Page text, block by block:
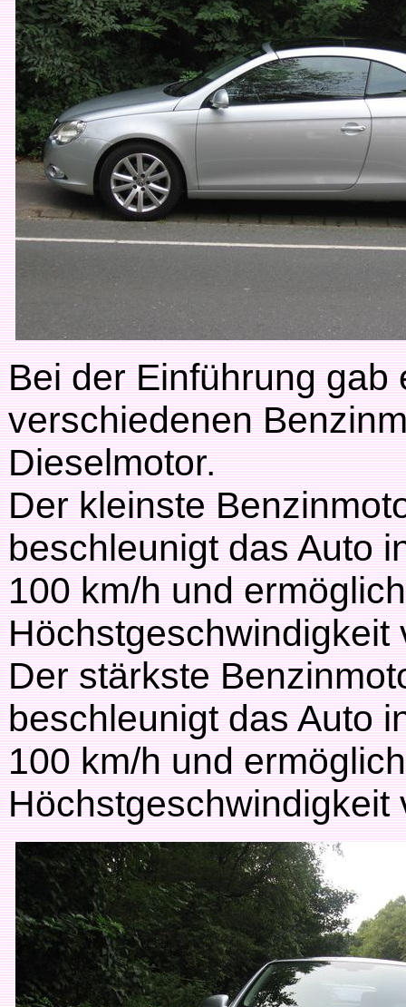
Bei der Einführung
verschiedenen
Dieselmotor.
Der kleinste
beschleunigt das Auto
100 km/h und
Der stärkste
beschleunigt das Auto
100 km/h und